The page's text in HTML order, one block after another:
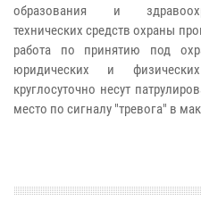
образования и
технических средств охраны
работа по принятию под
юридических и
круглосуточно несут
место по сигналу "тревога" в